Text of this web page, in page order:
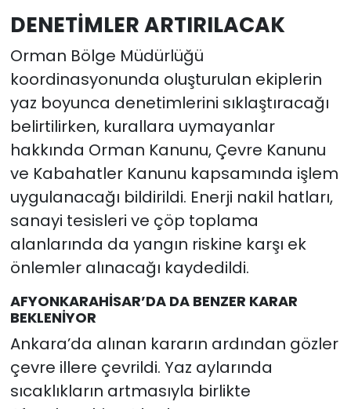
DENETİMLER ARTIRILACAK
Orman Bölge Müdürlüğü
koordinasyonunda oluşturulan ekiplerin
yaz boyunca denetimlerini sıklaştıracağı
belirtilirken, kurallara uymayanlar
hakkında Orman Kanunu, Çevre Kanunu
ve Kabahatler Kanunu kapsamında işlem
uygulanacağı bildirildi. Enerji nakil hatları,
sanayi tesisleri ve çöp toplama
alanlarında da yangın riskine karşı ek
önlemler alınacağı kaydedildi.
AFYONKARAHİSAR’DA DA BENZER KARAR
BEKLENİYOR
Ankara’da alınan kararın ardından gözler
çevre illere çevrildi. Yaz aylarında
sıcaklıkların artmasıyla birlikte